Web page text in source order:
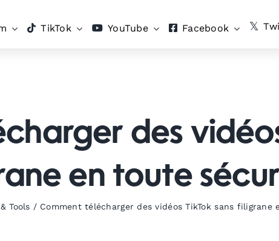
TikTok YouTube Facebook
des
en toute
Tools / Comment télécharger des vidéos TikTok sans